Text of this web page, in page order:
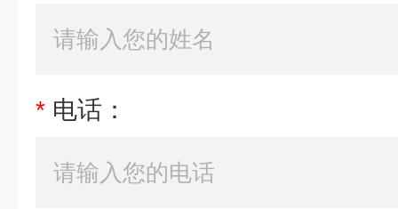
* 电话：